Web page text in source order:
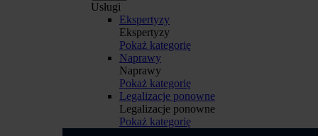
Usługi
Ekspertyzy
Ekspertyzy
Pokaż kategorię
Naprawy
Naprawy
Pokaż kategorię
Legalizacje ponowne
Legalizacje ponowne
Pokaż kategorię